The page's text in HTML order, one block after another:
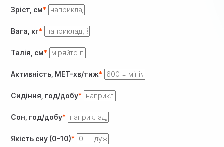
Зріст, см
Вага, кг
Талія, см
Активність, MET-хв/тиж
Сидіння, год/добу
Сон, год/добу
Якість сну (0–10)